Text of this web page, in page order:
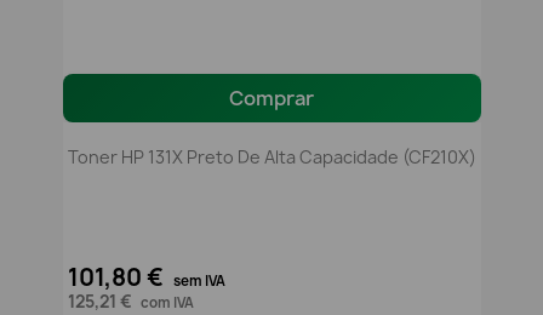
Comprar
Toner HP 131X Preto De Alta Capacidade (CF210X)
101,80 € sem IVA
125,21 € com IVA